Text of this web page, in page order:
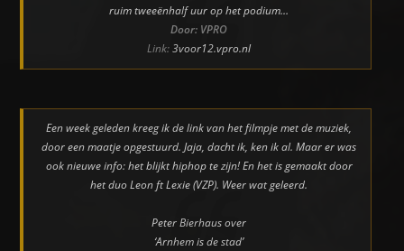
ruim tweeënhalf uur op het podium…
Door: VPRO
Link:3voor12.vpro.nl
Een week geleden kreeg ik de link van het filmpje met de muziek,
door een maatje opgestuurd. Jaja, dacht ik, ken ik al. Maar er was
ook nieuwe info: het blijkt hiphop te zijn! En het is gemaakt door
het duo Leon ft Lexie (VZP). Weer wat geleerd.
Peter Bierhaus over
‘Arnhem is de stad’